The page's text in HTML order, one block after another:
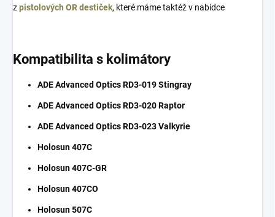
zpistolových OR destiček, které máme taktéž v nabídce
Kompatibilita s kolimátory
ADE Advanced Optics RD3-019 Stingray
ADE Advanced Optics RD3-020 Raptor
ADE Advanced Optics RD3-023 Valkyrie
Holosun 407C
Holosun 407C-GR
Holosun 407CO
Holosun 507C